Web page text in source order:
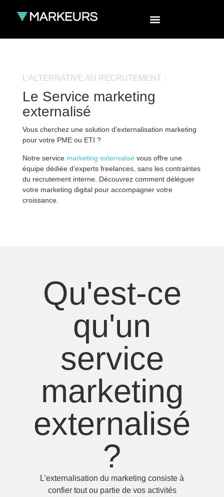
L'ALTERNATIVE AU RECRUTEMENT :
Le Service marketing
externalisé
Vous cherchez une solution d’externalisation marketing
pour votre PME ou ETI ?
Notre service marketing externalisé vous offre une
équipe dédiée d’experts freelances, sans les contraintes
du recrutement interne. Découvrez comment déléguer
votre marketing digital pour accompagner votre
croissance.
Qu'est-ce
qu'un
service
marketing
externalisé
?
L’externalisation du marketing consiste à
confier tout ou partie de vos activités